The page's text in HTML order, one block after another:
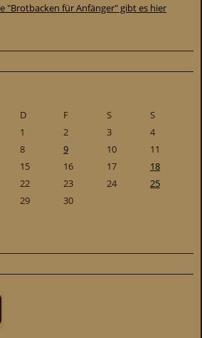
"Brotbacken für Anfänger" gibt es hier
D F S
S
1
2 3
4
8 9 10
11
15 16 17
18
22 23 24
25
29 30